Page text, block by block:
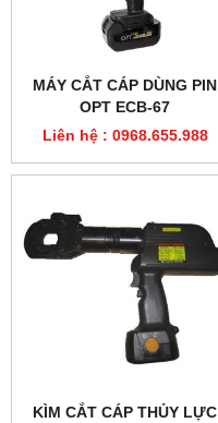
MÁY CẮT CÁP DÙNG PIN
OPT ECB-67
Liên hệ : 0968.655.988
KÌM CẮT CÁP THỦY LỰC